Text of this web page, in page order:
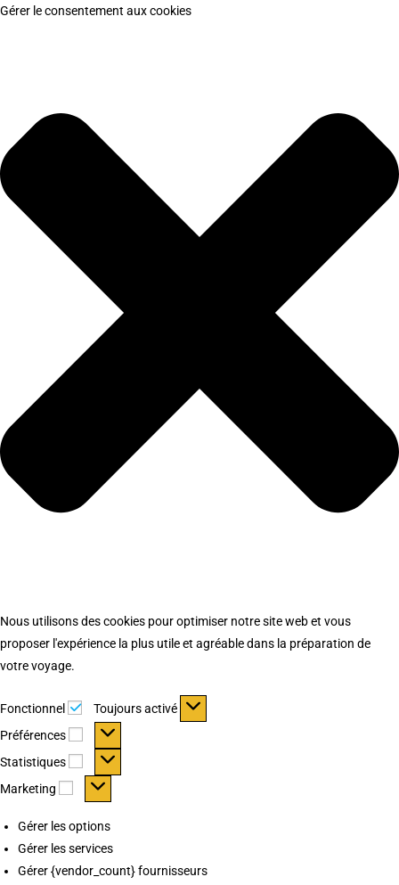
Gérer le consentement aux cookies
Nous utilisons des cookies pour optimiser notre site web et vous
proposer l'expérience la plus utile et agréable dans la préparation de
votre voyage.
Fonctionnel Fonctionnel
Toujours activé
Préférences
Préférences
Statistiques Statistiques
Marketing Marketing
Gérer les options
Gérer les services
Gérer {vendor_count} fournisseurs